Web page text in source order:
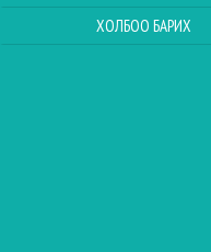
ХОЛБОО БАРИХ